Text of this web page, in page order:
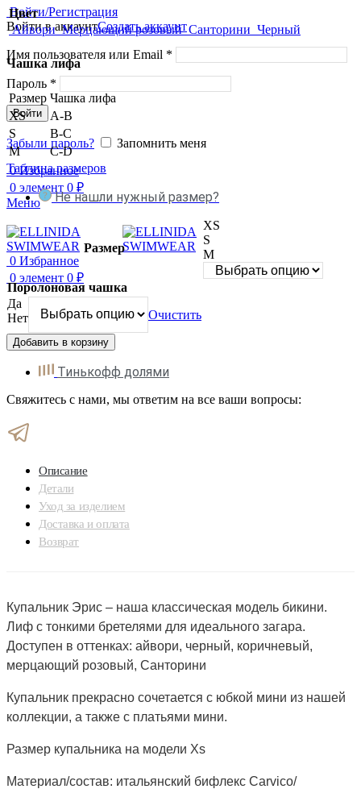
Войти/Регистрация
Войти в аккаунтСоздать аккаунт
Имя пользователя или Email *
Пароль *
Войти
Забыли пароль?
Запомнить меня
0Избранное
0 элемент 0 ₽
Меню
0 Избранное
0 элемент 0 ₽
Цвет
Айвори Мерцающий розовый Санторини Черный
Чашка лифа
Размер Чашка лифа
XS
А-B
S
B-C
М
C-D
Таблица размеров
Не нашли нужный размер?
Размер
XS
S
M
Поролоновая чашка
Да
Нет
Очистить
Добавить в корзину
Тинькофф долями
Свяжитесь с нами, мы ответим на все ваши вопросы:
Описание
Детали
Уход за изделием
Доставка и оплата
Возврат
Купальник Эрис – наша классическая модель бикини.
Лиф с тонкими бретелями для идеального загара.
Доступен в оттенках: айвори, черный, коричневый,
мерцающий розовый, Санторини
Купальник прекрасно сочетается с юбкой мини из нашей
коллекции, а также с платьями мини.
Размер купальника на модели Xs
Материал/состав: итальянский бифлекс Carvico/